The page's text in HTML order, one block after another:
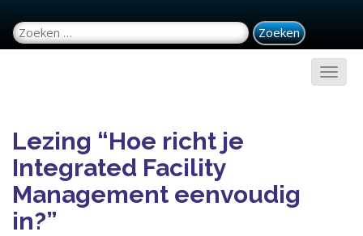
Zoeken naar:
Lezing “Hoe richt je
Integrated Facility
Management eenvoudig
in?”